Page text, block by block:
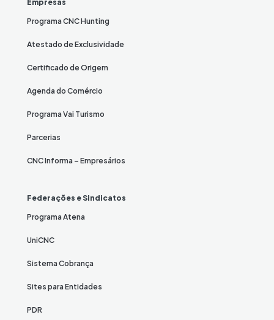
Empresas
Programa CNC Hunting
Atestado de Exclusividade
Certificado de Origem
Agenda do Comércio
Programa Vai Turismo
Parcerias
CNC Informa – Empresários
Federações e Sindicatos
Programa Atena
UniCNC
Sistema Cobrança
Sites para Entidades
PDR